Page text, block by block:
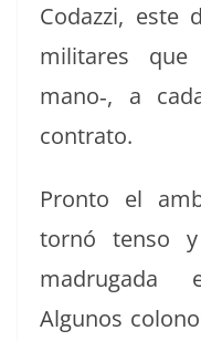
Codazzi, este
mil­itares
mano‑, a
contrato.
Pron­to el
tornó ten­so
madru­ga­da
Algunos